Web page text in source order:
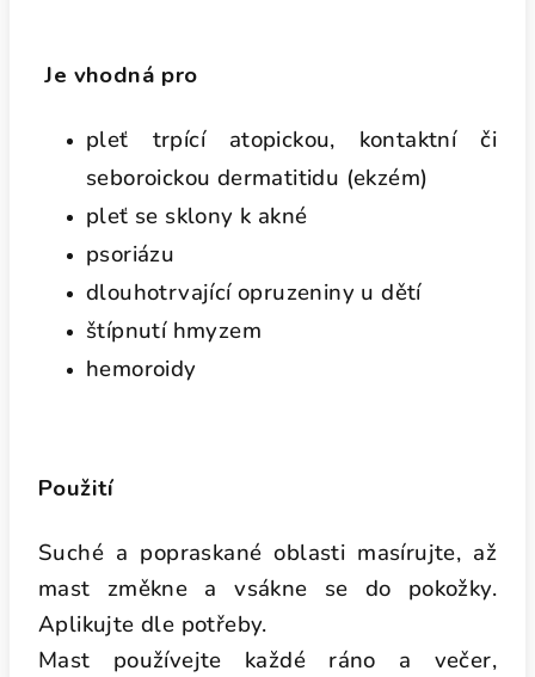
Je vhodná pro
pleť trpící atopickou, kontaktní či
seboroickou dermatitidu (ekzém)
pleť se sklony k akné
psoriázu
dlouhotrvající opruzeniny u dětí
štípnutí hmyzem
hemoroidy
Použití
Suché a popraskané oblasti masírujte, až
mast změkne a vsákne se do pokožky.
Aplikujte dle potřeby.
Mast používejte každé ráno a večer,